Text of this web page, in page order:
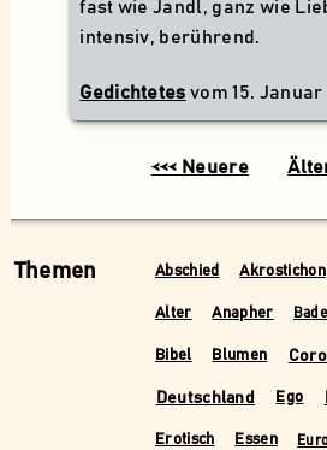
fast wie Jandl, ganz wie
intensiv, berührend.
Gedichtetes vom15. Januar
<<< Neuere
Themen Abschied Akrostichon
Alter Anapher
Bibel Blumen
Deutschland Ego
Erotisch Essen